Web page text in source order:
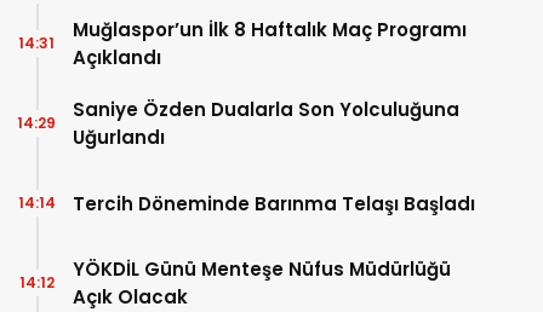
Muğlaspor’un İlk 8 Haftalık Maç Programı
Açıklandı
14:31
Saniye Özden Dualarla Son Yolculuğuna
Uğurlandı
14:29
Tercih Döneminde Barınma Telaşı Başladı
14:14
YÖKDİL Günü Menteşe Nüfus Müdürlüğü
Açık Olacak
14:12